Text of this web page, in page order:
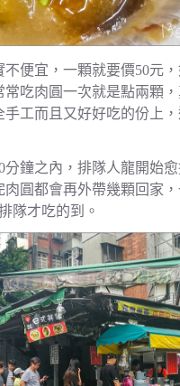
便宜，一顆就要價50元
常吃肉圓一次就是點兩顆
工而且又好好吃的份上
分鐘之內，排隊人龍開始
肉圓都會再外帶幾顆回家
隊才吃的到。